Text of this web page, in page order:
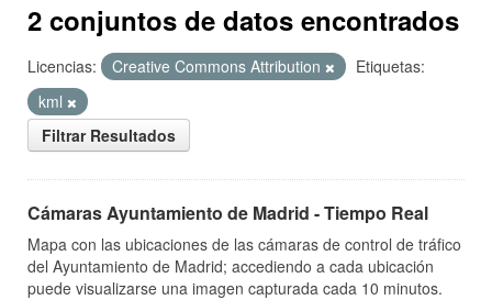
2 conjuntos de datos encontrados
Licencias: Creative Commons Attribution
Etiquetas:
kml
Filtrar Resultados
Cámaras Ayuntamiento de Madrid - Tiempo Real
Mapa con las ubicaciones de las cámaras de control de tráfico
del Ayuntamiento de Madrid; accediendo a cada ubicación
puede visualizarse una imagen capturada cada 10 minutos.